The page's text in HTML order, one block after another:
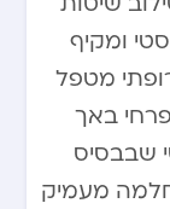
ומקיף
מטפל
באך
שבבסיס
מעמיק